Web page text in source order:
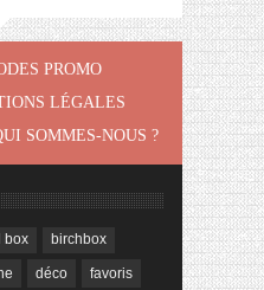
PROMO
LÉGALES
SOMMES-NOUS ?
box birchbox
déco favoris